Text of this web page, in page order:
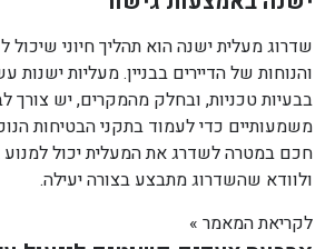
שדרוג מעלית ישנה הוא תהליך חיוני
והנוחות של הדיירים בבניין. מעליות ישנות
בבעיות טכניות, ובחלק מהמקרים, יש צורך
משמעותיים כדי לעמוד בתקני הבטיחות
חכם במטרה לשדרג את המעלית יכול למנוע
ולוודא שהשדרוג מתבצע בצורה יעילה.
לקריאת המאמר »